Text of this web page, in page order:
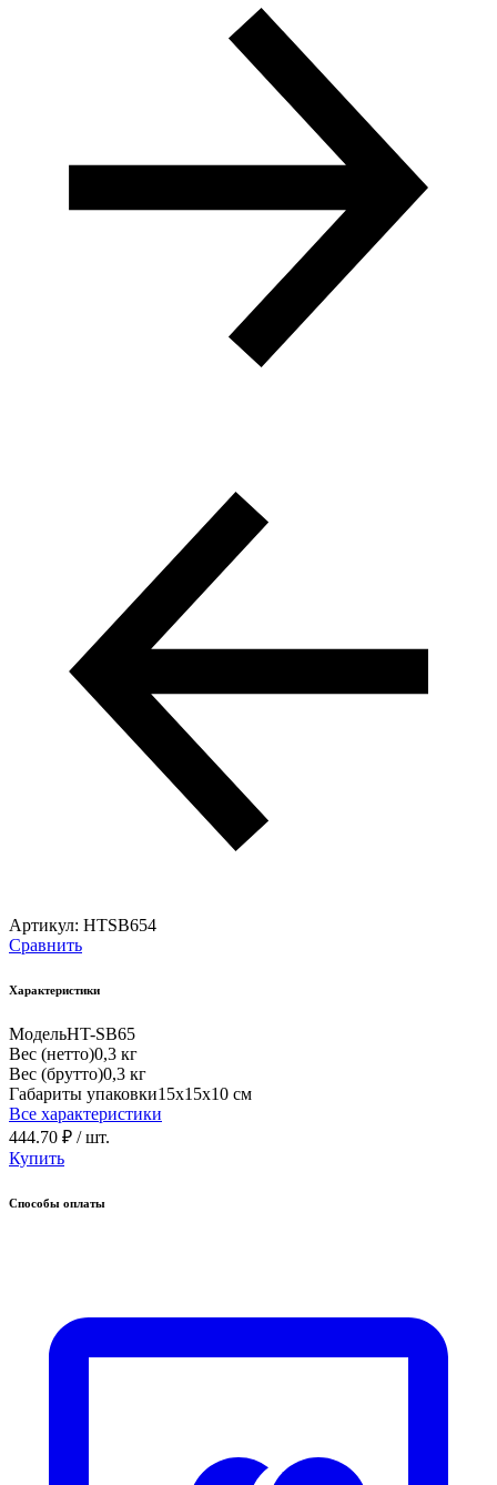
Артикул: HTSB654
Сравнить
Характеристики
МодельHT-SB65
Вес (нетто)0,3 кг
Вес (брутто)0,3 кг
Габариты упаковки15х15х10 см
Все характеристики
444.70 ₽ / шт.
Купить
Способы оплаты